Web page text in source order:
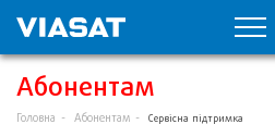
Абонентам
Головна Абонентам Сервісна підтримка